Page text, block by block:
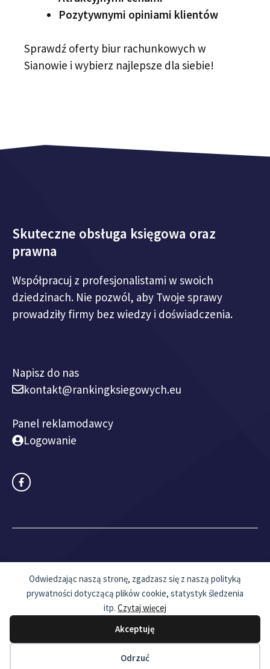
Odwiedzając naszą stronę, zgadzasz się z naszą polityką
prywatności dotyczącą plików cookie, statystyk śledzenia
itp. Czytaj więcej
Akceptuję
Odrzuć
Pozytywnymi opiniami klientów
Sprawdź oferty biur rachunkowych w
Sianowie i wybierz najlepsze dla siebie!
Skuteczne obsługa księgowa oraz
prawna
Współpracuj z profesjonalistami w swoich
dziedzinach. Nie pozwól, aby Twoje sprawy
prowadziły firmy bez wiedzy i doświadczenia.
Napisz do nas
kontakt@rankingksiegowych.eu
Panel reklamodawcy
Logowanie
Regulamin sklepu i polityka prywatności